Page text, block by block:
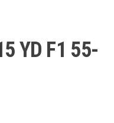
YD F1 55-